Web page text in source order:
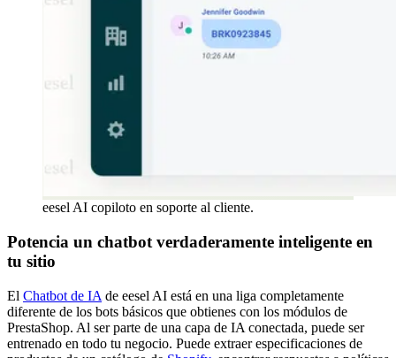
eesel AI copiloto en soporte al cliente.
Potencia un chatbot verdaderamente inteligente en
tu sitio
El Chatbot de IA de eesel AI está en una liga completamente
diferente de los bots básicos que obtienes con los módulos de
PrestaShop. Al ser parte de una capa de IA conectada, puede ser
entrenado en todo tu negocio. Puede extraer especificaciones de